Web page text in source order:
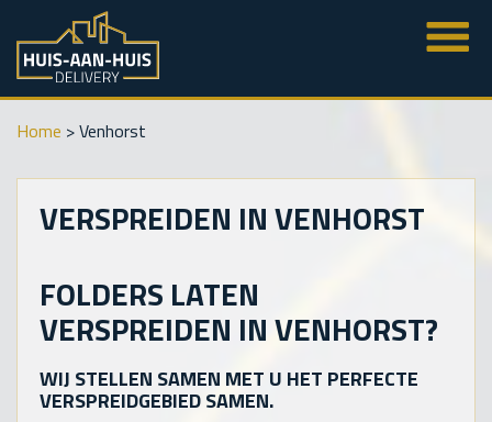
Home >Venhorst
VERSPREIDEN IN VENHORST
FOLDERS LATEN
VERSPREIDEN IN VENHORST?
WIJ STELLEN SAMEN MET U HET PERFECTE
VERSPREIDGEBIED SAMEN.